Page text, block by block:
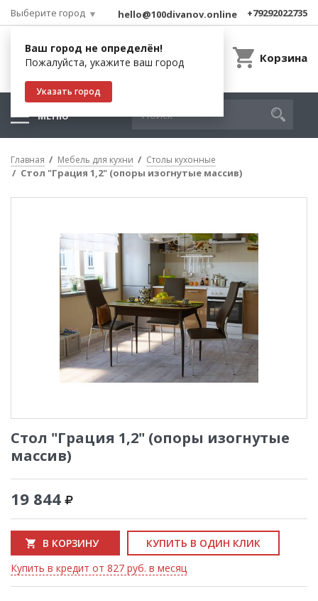
Выберите город
Ваш город не определён!
Пожалуйста, укажите ваш город
Указать город
hello@100divanov.online +79292022735
Корзина
МЕНЮ
Главная Мебель для кухни Столы кухонные
Стол "Грация 1,2" (опоры изогнутые массив)
Стол "Грация 1,2" (опоры изогнутые
массив)
19 844
В КОРЗИНУ
КУПИТЬ В ОДИН КЛИК
Купить в кредит от 827 руб. в месяц